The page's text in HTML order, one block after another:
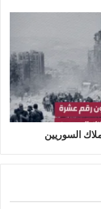
السوريين